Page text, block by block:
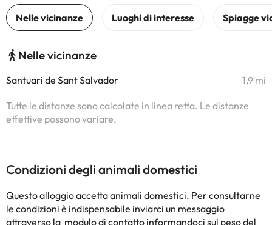
Nelle vicinanze
Santuari de Sant Salvador 1,9 mi
Tutte le distanze sono calcolate in linea retta. Le distanze
effettive possono variare.
Condizioni degli animali domestici
Questo alloggio accetta animali domestici. Per consultarne
le condizioni è indispensabile inviarci un messaggio
attraverso la modulo di contatto informandoci sul peso del